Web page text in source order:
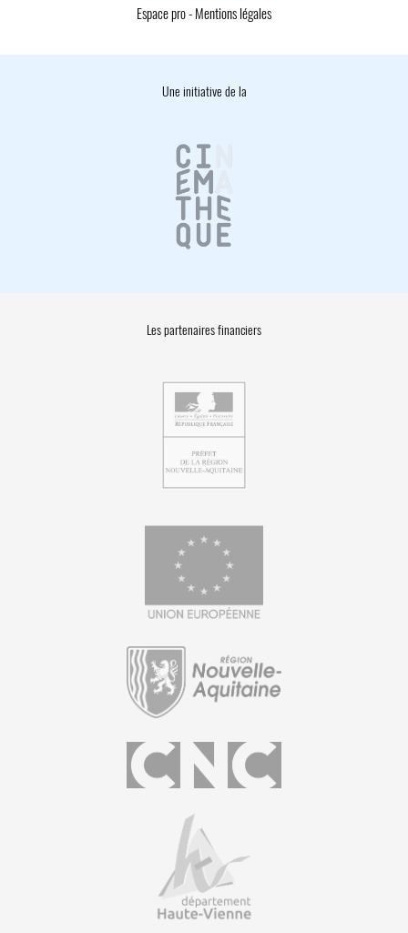
Espace pro- Mentions légales
Une initiative de la
Les partenaires financiers